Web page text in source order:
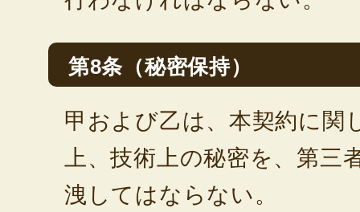
第8条（秘密保持）
甲および乙は、本契約に関
上、技術上の秘密を、第三
洩してはならない。